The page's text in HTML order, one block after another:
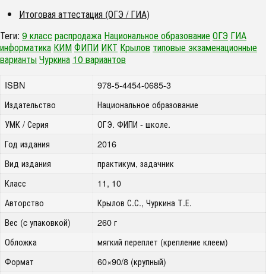
Итоговая аттестация (ОГЭ / ГИА)
Теги: 9 класс распродажа Национальное образованиеОГЭ ГИА
информатика КИМФИПИ ИКТ Крылов типовые экзаменационные
вариантыЧуркина 10 вариантов
ISBN
978-5-4454-0685-3
Издательство
Национальное образование
УМК / Серия
ОГЭ. ФИПИ - школе.
Год издания
2016
Вид издания
практикум, задачник
Класс
11, 10
Авторство
Крылов С.С., Чуркина Т.Е.
Вес (c упаковкой)
260 г
Обложка
мягкий переплет (крепление клеем)
Формат
60×90/8 (крупный)